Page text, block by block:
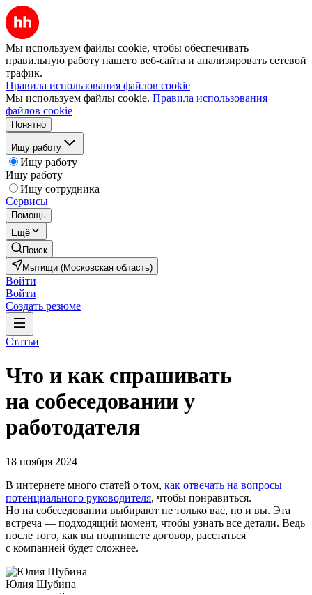
Мы используем файлы cookie, чтобы обеспечивать
правильную работу нашего веб-сайта и анализировать сетевой
трафик.
Правила использования файлов cookie
Мы используем файлы cookie. Правила использования
файлов cookie
Понятно
Ищу работу
Ищу работу
Ищу работу
Ищу сотрудника
Сервисы
Помощь
Ещё
Поиск
Мытищи (Московская область)
Войти
Войти
Создать резюме
Статьи
Что и как спрашивать
на собеседовании у
работодателя
18 ноября 2024
В интернете много статей о том, как отвечать на вопросы
потенциального руководителя, чтобы понравиться.
Но на собеседовании выбирают не только вас, но и вы. Эта
встреча — подходящий момент, чтобы узнать все детали. Ведь
после того, как вы подпишете договор, расстаться
с компанией будет сложнее.
Юлия Шубина